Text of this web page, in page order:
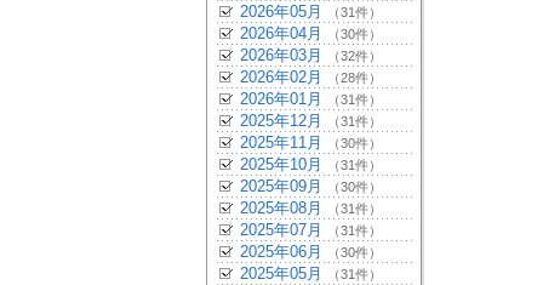
2026年05月 （31件）
2026年04月 （30件）
2026年03月 （32件）
2026年02月 （28件）
2026年01月 （31件）
2025年12月 （31件）
2025年11月 （30件）
2025年10月 （31件）
2025年09月 （30件）
2025年08月 （31件）
2025年07月 （31件）
2025年06月 （30件）
2025年05月 （31件）